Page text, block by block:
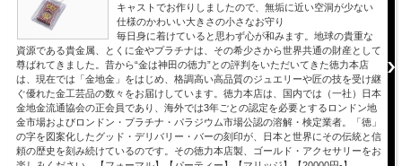
キャストでお作りしましたので、無垢に近い空洞が少ない
仕様のかわいい大きさの小さなお守り
毎日身に着けていると思わず心が和みます。地球の貴重な
資源である貴金属、とくに金やプラチナは、その希少さから世界共通の財産として
尊ばれてきました。昔から“金は神田の徳力”との評判をいただいてきた徳力本店
は、現在では「金地金」をはじめ、格調高い高品質のジュエリーや匠の技を受け継
ぐ優れた金工芸品の数々をお届けしています。徳力本店は、国内では（一社）日本
金地金流通協会の正会員であり、海外では3年ごとの認定を必要とするロンドン地
金市場およびロンドン・プラチナ・パラジウム市場公認の溶解・検定業者。「徳」
の字を図案化したグッド・デリバリー・バーの刻印が、日本と世界にその伝統と信
頼の歴史を刻み続けているのです。その徳力本店製、ゴールド・アクセサリーをお